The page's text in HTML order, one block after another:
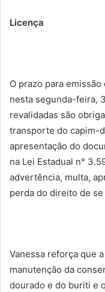
Licença
O prazo para
nesta segunda-feira,
revalidadas são
transporte do capim-
apresentação do
na Lei Estadual n°
advertência, multa,
perda do direito de
Vanessa reforça que
manutenção da
dourado e do buriti e